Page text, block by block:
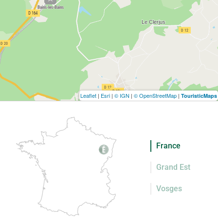
Leaflet | Esri | © IGN | © OpenStreetMap | TouristicMaps
France
Grand Est
Vosges